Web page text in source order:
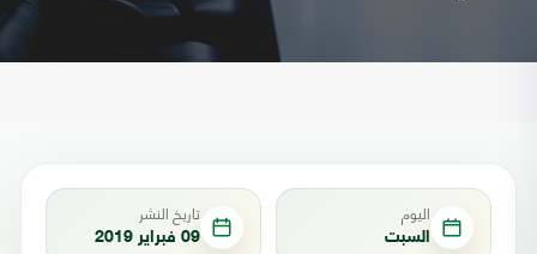
اليوم
السبت
تاريخ النشر
09 فبراير 2019